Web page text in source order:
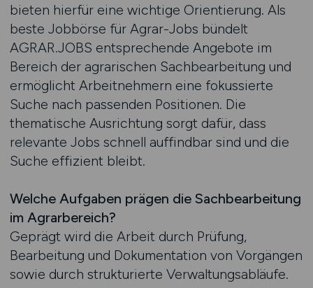
bieten hierfür eine wichtige Orientierung. Als
beste Jobbörse für Agrar-Jobs bündelt
AGRAR.JOBS entsprechende Angebote im
Bereich der agrarischen Sachbearbeitung und
ermöglicht Arbeitnehmern eine fokussierte
Suche nach passenden Positionen. Die
thematische Ausrichtung sorgt dafür, dass
relevante Jobs schnell auffindbar sind und die
Suche effizient bleibt.
Welche Aufgaben prägen die Sachbearbeitung
im Agrarbereich?
Geprägt wird die Arbeit durch Prüfung,
Bearbeitung und Dokumentation von Vorgängen
sowie durch strukturierte Verwaltungsabläufe.